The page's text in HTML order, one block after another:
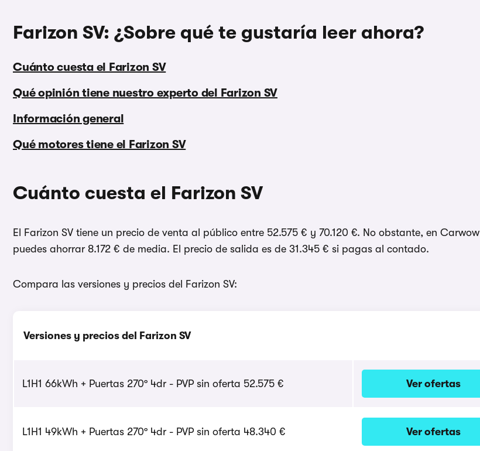
Farizon SV: ¿Sobre qué te gustaría leer ahora?
Cuánto cuesta el Farizon SV
Qué opinión tiene nuestro experto del Farizon SV
Información general
Qué motores tiene el Farizon SV
Cuánto cuesta el Farizon SV
El Farizon SV tiene un precio de venta al público entre 52.575 € y 70.120 €. No obstante, en Carwow
puedes ahorrar 8.172 € de media. El precio de salida es de 31.345 € si pagas al contado.
Compara las versiones y precios del Farizon SV:
Versiones y precios del Farizon SV
L1H1 66kWh + Puertas 270º 4dr - PVP sin oferta 52.575 € Ver ofertas
L1H1 49kWh + Puertas 270º 4dr - PVP sin oferta 48.340 € Ver ofertas